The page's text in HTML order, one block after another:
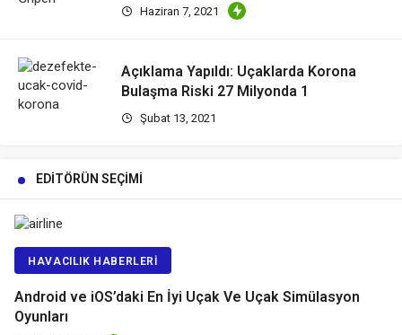
Haziran 7, 2021
Açıklama Yapıldı: Uçaklarda Korona
Bulaşma Riski 27 Milyonda 1
Şubat 13, 2021
EDITÖRÜN SEÇIMI
HAVACILIK HABERLERI
Android ve iOS’daki En İyi Uçak Ve Uçak Simülasyon
Oyunları